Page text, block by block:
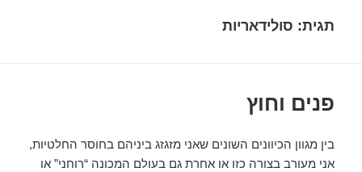
תגית: סולידאריות
פנים וחוץ
בין מגוון הכיוונים השונים שאני מזגזג ביניהם בחוסר החלטיות,
אני מעורב בצורה כזו או אחרת גם בעולם המכונה “רוחני” או